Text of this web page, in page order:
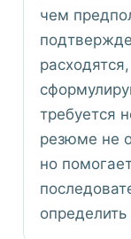
чем
требуется
резюме не
но